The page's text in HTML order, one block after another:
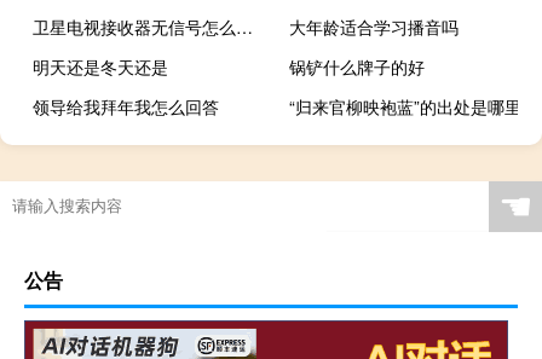
卫星电视接收器无信号怎么办（卫星电视接收器）
大年龄适合学习播音吗
明天还是冬天还是
锅铲什么牌子的好
领导给我拜年我怎么回答
“归来官柳映袍蓝”的出处是哪里
☚
公告